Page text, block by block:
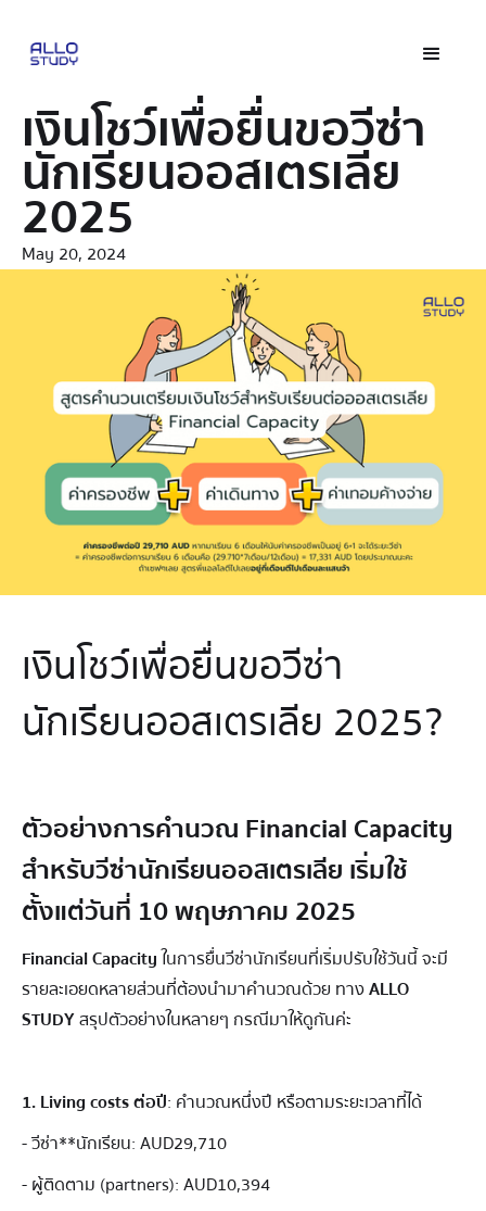
เงินโชว์เพื่อยื่นขอวีซ่า
นักเรียนออสเตรเลีย
2025
May 20, 2024
เงินโชว์เพื่อยื่นขอวีซ่า
นักเรียนออสเตรเลีย 2025?
ตัวอย่างการคำนวณ Financial Capacity
สำหรับวีซ่านักเรียนออสเตรเลีย เริ่มใช้
ตั้งแต่วันที่ 10 พฤษภาคม 2025
Financial Capacityในการยื่นวีซ่านักเรียนที่เริ่มปรับใช้วันนี้ จะมี
รายละเอยดหลายส่วนที่ต้องนำมาคำนวณด้วย ทางALLO
STUDYสรุปตัวอย่างในหลายๆ กรณีมาให้ดูกันค่ะ
1.Living costs ต่อปี: คำนวณหนึ่งปี หรือตามระยะเวลาที่ได้
- วีซ่า**นักเรียน: AUD29,710
- ผู้ติดตาม (partners): AUD10,394